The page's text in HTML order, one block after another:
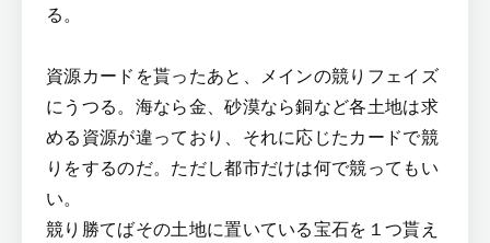
る。
資源カードを貰ったあと、メインの競りフェイズ
にうつる。海なら金、砂漠なら銅など各土地は求
める資源が違っており、それに応じたカードで競
りをするのだ。ただし都市だけは何で競ってもい
い。
競り勝てばその土地に置いている宝石を１つ貰え